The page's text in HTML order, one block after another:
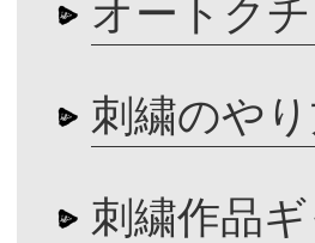
オートク
刺繍のや
刺繍作品